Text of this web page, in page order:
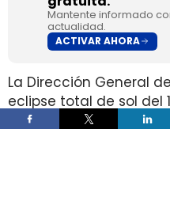
Mantente informado
actualidad.
ACTIVAR AHORA
La Dirección General
eclipse total de sol del
desplazamientos por